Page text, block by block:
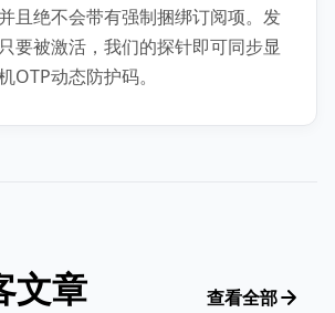
且绝不会带有强制捆绑订阅项。发
要被激活，我们的探针即可同步显
OTP动态防护码。
文章 查看全部